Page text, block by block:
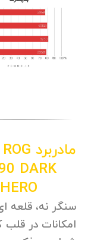
مادربرد ROG
DARK
HERO
سنگر نه، قلعه
امکانات در